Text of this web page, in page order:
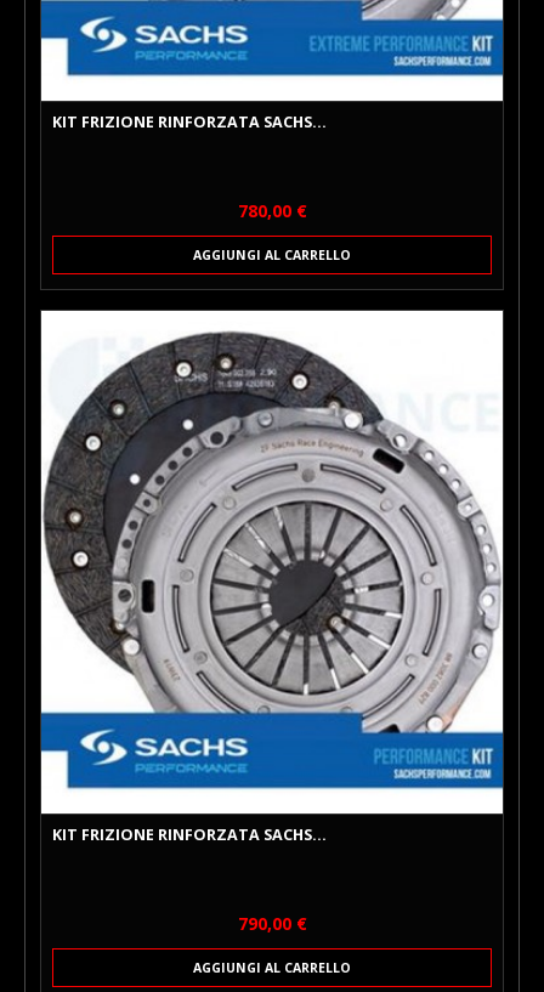
KIT FRIZIONE RINFORZATA SACHS...
Prezzo
780,00 €
AGGIUNGI AL CARRELLO
KIT FRIZIONE RINFORZATA SACHS...
Prezzo
790,00 €
AGGIUNGI AL CARRELLO